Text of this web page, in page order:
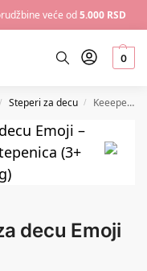
veće od5.000 RSD
0
/ Steperi za decu / Keeeper Dupli steper za decu Emoji
decu Emoji